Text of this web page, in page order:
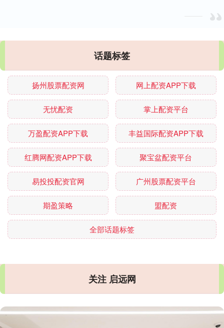
话题标签
扬州股票配资网 网上配资APP下载
无忧配资 掌上配资平台
万盈配资APP下载 丰益国际配资APP下载
红腾网配资APP下载 聚宝盆配资平台
易投投配资官网 广州股票配资平台
期盈策略 盟配资
全部话题标签
关注 启远网